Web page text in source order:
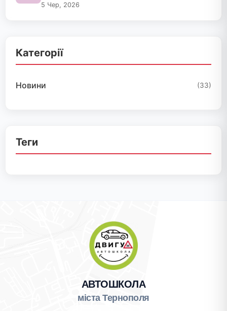
5 Чер, 2026
Категорії
Новини (33)
Теги
АВТОШКОЛА
міста Тернополя